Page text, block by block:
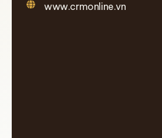
www.crmonline.vn